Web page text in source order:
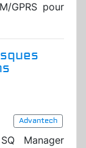
GPRS pour
Advantech
Manager